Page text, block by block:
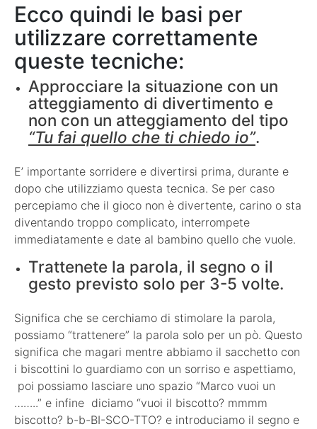
Ecco quindi le basi per
utilizzare correttamente
queste tecniche:
Approcciare la situazione con un
atteggiamento di divertimento e
non con un atteggiamento del tipo
“Tu fai quello che ti chiedo io”.
E’ importante sorridere e divertirsi prima, durante e
dopo che utilizziamo questa tecnica. Se per caso
percepiamo che il gioco non è divertente, carino o sta
diventando troppo complicato, interrompete
immediatamente e date al bambino quello che vuole.
Trattenete la parola, il segno o il
gesto previsto solo per 3-5 volte.
Significa che se cerchiamo di stimolare la parola,
possiamo “trattenere” la parola solo per un pò. Questo
significa che magari mentre abbiamo il sacchetto con
i biscottini lo guardiamo con un sorriso e aspettiamo,
poi possiamo lasciare uno spazio “Marco vuoi un
……..” e infine diciamo “vuoi il biscotto? mmmm
biscotto? b-b-BI-SCO-TTO? e introduciamo il segno e